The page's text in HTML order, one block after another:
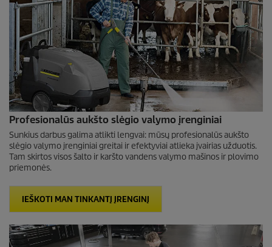
Profesionalūs aukšto slėgio valymo įrenginiai
Sunkius darbus galima atlikti lengvai: mūsų profesionalūs aukšto
slėgio valymo įrenginiai greitai ir efektyviai atlieka įvairias užduotis.
Tam skirtos visos šalto ir karšto vandens valymo mašinos ir plovimo
priemonės.
IEŠKOTI MAN TINKANTĮ ĮRENGINĮ